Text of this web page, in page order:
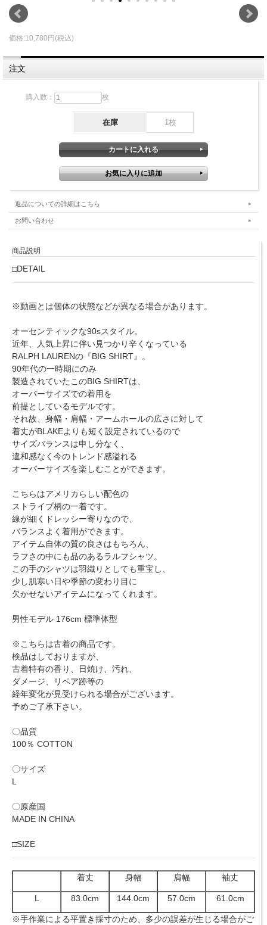
価格:10,780円(税込)
注文
購入数： 枚
在庫 1枚
返品についての詳細はこちら
お問い合わせ
商品説明
□DETAIL
※動画とは個体の状態などが異なる場合があります。
オーセンティックな90sスタイル。
近年、人気上昇に伴い見つかり辛くなっている
RALPH LAURENの『BIG SHIRT』。
90年代の一時期にのみ
製造されていたこのBIG SHIRTは、
オーバーサイズでの着用を
前提としているモデルです。
それ故、身幅・肩幅・アームホールの広さに対して
着丈がBLAKEよりも短く設定されているので
サイズバランスは申し分なく、
違和感なく今のトレンド感溢れる
オーバーサイズを楽しむことができます。
こちらはアメリカらしい配色の
ストライプ柄の一着です。
線が細くドレッシー寄りなので、
バランスよく着用ができます。
アイテム自体の質の良さはもちろん、
ラフさの中にも品のあるラルフシャツ。
この手のシャツは羽織りとしても重宝し、
少し肌寒い日や季節の変わり目に
欠かせないアイテムになってくれます。
男性モデル 176cm 標準体型
※こちらは古着の商品です。
検品はしておりますが、
古着特有の香り、日焼け、汚れ、
ダメージ、リペア跡等の
経年変化が見受けられる場合がございます。
予めご了承下さい。
〇品質
100％ COTTON
〇サイズ
L
〇原産国
MADE IN CHINA
□SIZE
着丈 身幅 肩幅 袖丈
L 83.0cm 144.0cm 57.0cm 61.0cm
※手作業による平置き採寸のため、多少の誤差が生じる場合がご